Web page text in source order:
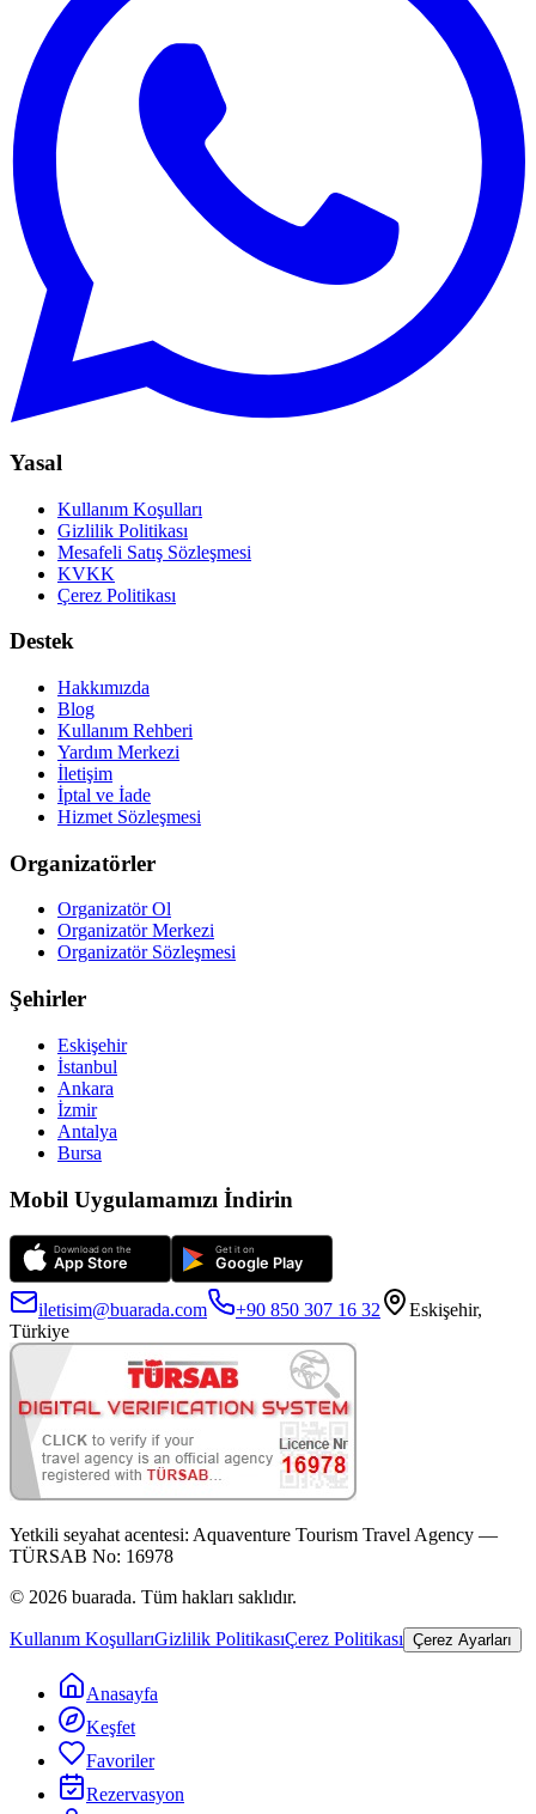
Yasal
Kullanım Koşulları
Gizlilik Politikası
Mesafeli Satış Sözleşmesi
KVKK
Çerez Politikası
Destek
Hakkımızda
Blog
Kullanım Rehberi
Yardım Merkezi
İletişim
İptal ve İade
Hizmet Sözleşmesi
Organizatörler
Organizatör Ol
Organizatör Merkezi
Organizatör Sözleşmesi
Şehirler
Eskişehir
İstanbul
Ankara
İzmir
Antalya
Bursa
Mobil Uygulamamızı İndirin
iletisim@buarada.com +90 850 307 16 32
Eskişehir,
Türkiye
Yetkili seyahat acentesi: Aquaventure Tourism Travel Agency —
TÜRSAB No: 16978
© 2026 buarada. Tüm hakları saklıdır.
Kullanım KoşullarıGizlilik PolitikasıÇerez Politikası Çerez Ayarları
Anasayfa
Keşfet
Favoriler
Rezervasyon